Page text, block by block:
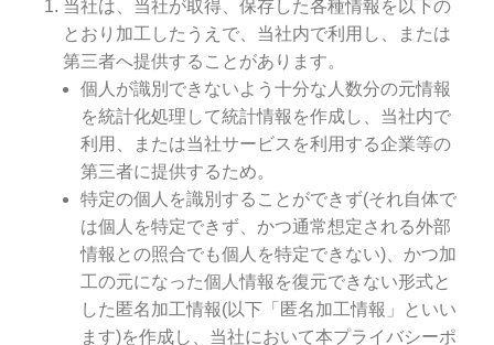
当社は、当社が取得、保存した各種情報を以下の
とおり加工したうえで、当社内で利用し、または
第三者へ提供することがあります。
個人が識別できないよう十分な人数分の元情報
を統計化処理して統計情報を作成し、当社内で
利用、または当社サービスを利用する企業等の
第三者に提供するため。
特定の個人を識別することができず(それ自体で
は個人を特定できず、かつ通常想定される外部
情報との照合でも個人を特定できない)、かつ加
工の元になった個人情報を復元できない形式と
した匿名加工情報(以下「匿名加工情報」といい
ます)を作成し、当社において本プライバシーポ